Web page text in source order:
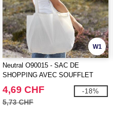
W1
Neutral O90015 - SAC DE
SHOPPING AVEC SOUFFLET
4,69 CHF
5,73 CHF
-18%